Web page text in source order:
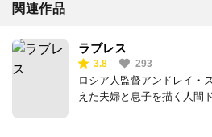
関連作品
ラブレス
3.8 293
ロシア人監督アンドレイ・
えた夫婦と息子を描く人間